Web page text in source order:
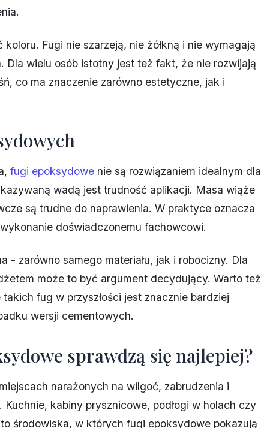
koloru. Fugi nie szarzeją, nie żółkną i nie wymagają
Dla wielu osób istotny jest też fakt, że nie rozwijają
co ma znaczenie zarówno estetyczne, jak i
fugi epoksydowe nie są rozwiązaniem idealnym dla
wadą jest trudność aplikacji. Masa wiąże
są trudne do naprawienia. W praktyce oznacza
doświadczonemu fachowcowi.
- zarówno samego materiału, jak i robocizny. Dla
może to być argument decydujący. Warto też
fug w przyszłości jest znacznie bardziej
wersji cementowych.
sprawdzą się najlepiej?
narażonych na wilgoć, zabrudzenia i
kabiny prysznicowe, podłogi w holach czy
środowiska, w których fugi epoksydowe pokazują